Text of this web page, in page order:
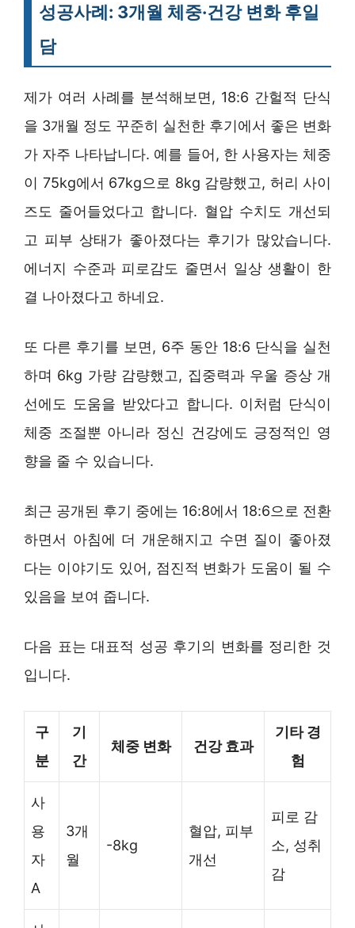
성공사례: 3개월 체중·건강 변화 후일
담
제가 여러 사례를 분석해보면, 18:6 간헐적 단식
을 3개월 정도 꾸준히 실천한 후기에서 좋은 변화
가 자주 나타납니다. 예를 들어, 한 사용자는 체중
이 75kg에서 67kg으로 8kg 감량했고, 허리 사이
즈도 줄어들었다고 합니다. 혈압 수치도 개선되
고 피부 상태가 좋아졌다는 후기가 많았습니다.
에너지 수준과 피로감도 줄면서 일상 생활이 한
결 나아졌다고 하네요.
또 다른 후기를 보면, 6주 동안 18:6 단식을 실천
하며 6kg 가량 감량했고, 집중력과 우울 증상 개
선에도 도움을 받았다고 합니다. 이처럼 단식이
체중 조절뿐 아니라 정신 건강에도 긍정적인 영
향을 줄 수 있습니다.
최근 공개된 후기 중에는 16:8에서 18:6으로 전환
하면서 아침에 더 개운해지고 수면 질이 좋아졌
다는 이야기도 있어, 점진적 변화가 도움이 될 수
있음을 보여 줍니다.
다음 표는 대표적 성공 후기의 변화를 정리한 것
입니다.
구
분
기
간
체중 변화 건강 효과
기타 경
험
사
용
자
A
3개
월
-8kg
혈압, 피부
개선
피로 감
소, 성취
감